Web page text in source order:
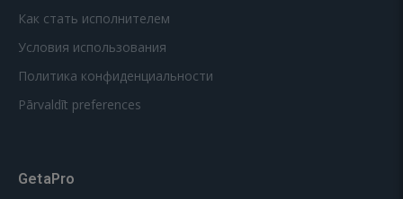
Как стать исполнителем
Условия использования
Политика конфиденциальности
Pārvaldīt preferences
GetaPro